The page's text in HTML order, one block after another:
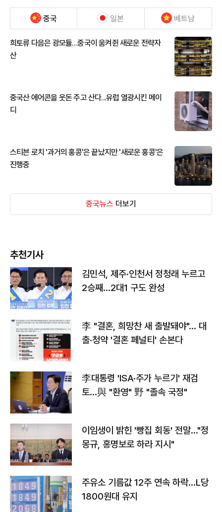
중국 일본 베트남
희토류 다음은 광모듈…중국이 움켜쥔 새로운 전략자
산
중국산 에어콘을 웃돈 주고 산다...유럽 열광시킨 메이
디
스티븐 로치 '과거의 홍콩'은 끝났지만 '새로운 홍콩'은
진행중
중국뉴스 더보기
추천기사
김민석, 제주·인천서 정청래 누르고
2승째…2대1 구도 완성
李 "결혼, 희망찬 새 출발돼야"… 대
출·청약 '결혼 페널티' 손본다
李대통령 'ISA·주가 누르기' 재검
토…與 "환영" 野 "졸속 국정"
이임생이 밝힌 '빵집 회동' 전말…"정
몽규, 홍명보로 하라 지시"
주유소 기름값 12주 연속 하락…L당
1800원대 유지